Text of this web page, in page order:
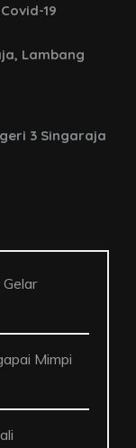
19
Lambang
3 Singaraja
Mimpi